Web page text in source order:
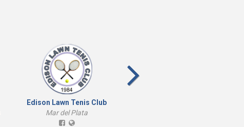
Edison Lawn Tenis Club
Mar del Plata